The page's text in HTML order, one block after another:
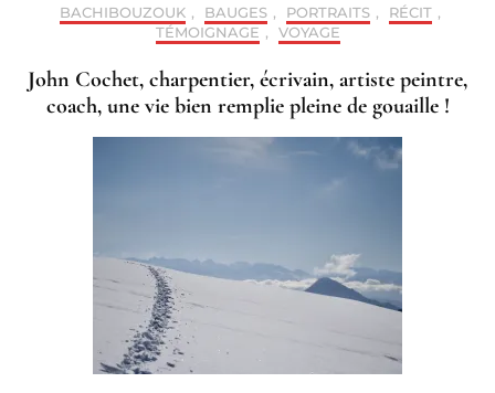
BACHIBOUZOUK , BAUGES , PORTRAITS , RÉCIT ,
TÉMOIGNAGE , VOYAGE
John Cochet, charpentier, écrivain, artiste peintre,
coach, une vie bien remplie pleine de gouaille !